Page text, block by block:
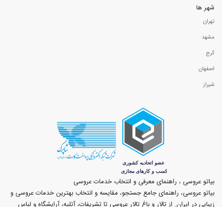
شهر ها
تهران
مشهد
کرج
اصفهان
شیراز
بیاتو عروسی ، راهنمای معرفی و انتخاب خدمات عروسی
بیاتو عروسی، راهنمای جامع جستجو، مقایسه و انتخاب بهترین خدمات عروسی و
زیبایی در ایران. از تالار و باغ تالار عروسی تا تشریفات، آتلیه، آرایشگاه و لباس